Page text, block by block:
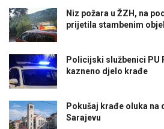
Niz požara u ŽZH, na
prijetila stambenim
Policijski službenici PU
kazneno djelo krađe
Pokušaj krađe oluka na
Sarajevu